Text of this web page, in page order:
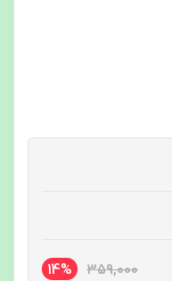
359,000
14%